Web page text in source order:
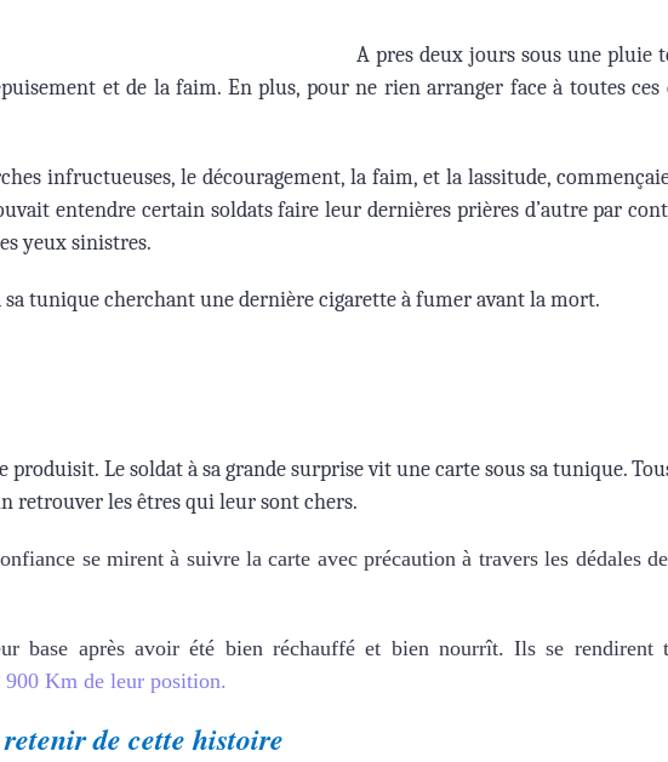
A pres deux jours sous une pluie
et de la faim. En plus, pour ne rien arranger face à toutes
infructueuses, le découragement, la faim, et la lassitude,
entendre certain soldats faire leur dernières prières d’autre par
yeux sinistres.
sa tunique cherchant une dernière cigarette à fumer avant la mort.
produisit. Le soldat à sa grande surprise vit une carte sous sa tunique.
retrouver les êtres qui leur sont chers.
se mirent à suivre la carte avec précaution à travers les dédales
base après avoir été bien réchauffé et bien nourrît. Ils se rendirent
Km de leur position.
de cette histoire